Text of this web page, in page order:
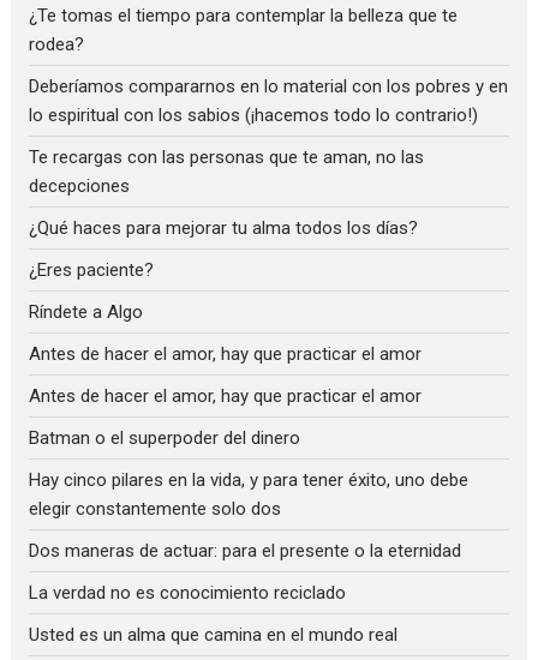
¿Te tomas el tiempo para contemplar la belleza que te
rodea?
Deberíamos compararnos en lo material con los pobres y en
lo espiritual con los sabios (¡hacemos todo lo contrario!)
Te recargas con las personas que te aman, no las
decepciones
¿Qué haces para mejorar tu alma todos los días?
¿Eres paciente?
Ríndete a Algo
Antes de hacer el amor, hay que practicar el amor
Antes de hacer el amor, hay que practicar el amor
Batman o el superpoder del dinero
Hay cinco pilares en la vida, y para tener éxito, uno debe
elegir constantemente solo dos
Dos maneras de actuar: para el presente o la eternidad
La verdad no es conocimiento reciclado
Usted es un alma que camina en el mundo real